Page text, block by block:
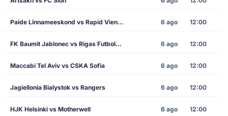
Paide Linnameeskond vs Rapid Vienna 6 ago 12:00
FK Baumit Jablonec vs Rigas Futbola Skola 6 ago 12:00
Maccabi Tel Aviv vs CSKA Sofia 6 ago 12:00
Jagiellonia Bialystok vs Rangers 6 ago 12:00
HJK Helsinki vs Motherwell 6 ago 12:00